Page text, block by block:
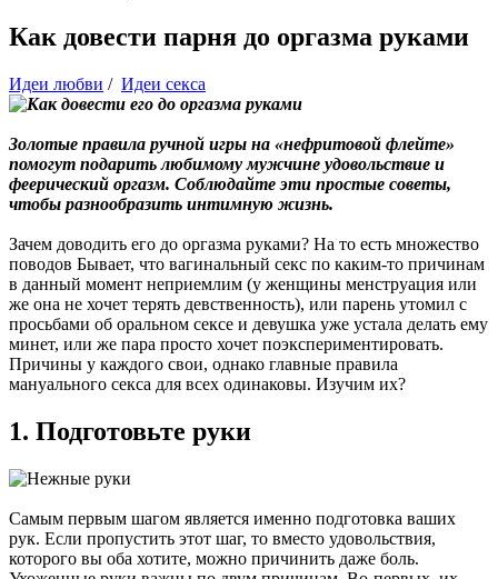
Как довести парня до оргазма руками
Идеи любви / Идеи секса
Золотые правила ручной игры на «нефритовой флейте»
помогут подарить любимому мужчине удовольствие и
феерический оргазм. Соблюдайте эти простые советы,
чтобы разнообразить интимную жизнь.
Зачем доводить его до оргазма руками? На то есть множество
поводов Бывает, что вагинальный секс по каким-то причинам
в данный момент неприемлим (у женщины менструация или
же она не хочет терять девственность), или парень утомил с
просьбами об оральном сексе и девушка уже устала делать ему
минет, или же пара просто хочет поэкспериментировать.
Причины у каждого свои, однако главные правила
мануального секса для всех одинаковы. Изучим их?
1. Подготовьте руки
Самым первым шагом является именно подготовка ваших
рук. Если пропустить этот шаг, то вместо удовольствия,
которого вы оба хотите, можно причинить даже боль.